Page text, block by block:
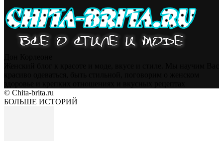
© Chita-brita.ru
БОЛЬШЕ ИСТОРИЙ